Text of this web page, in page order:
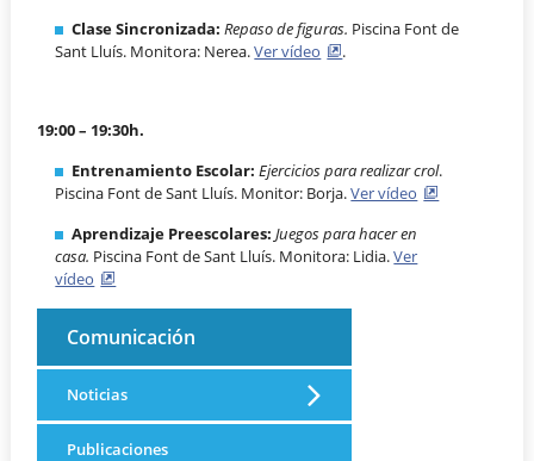
Clase Sincronizada: Repaso de figuras. Piscina Font de
Sant Lluís. Monitora: Nerea.Ver vídeo .
19:00 – 19:30h.
Entrenamiento Escolar:Ejercicios para realizar crol.
Piscina Font de Sant Lluís. Monitor: Borja.Ver vídeo
Aprendizaje Preescolares:Juegos para hacer en
casa. Piscina Font de Sant Lluís. Monitora: Lidia.Ver
vídeo
Comunicación
Noticias
Publicaciones